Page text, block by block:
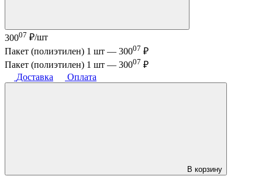
30007 ₽/шт
Пакет (полиэтилен) 1 шт — 30007 ₽
Пакет (полиэтилен) 1 шт — 30007 ₽
Доставка
Оплата
В корзину